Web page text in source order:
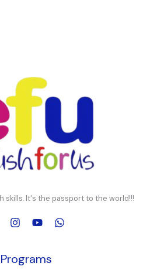
skills. It's the passport to the world!!!
Programs